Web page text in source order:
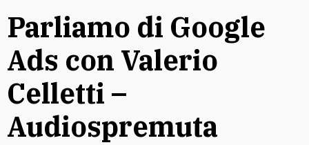
Parliamo di Google
Ads con Valerio
Celletti –
Audiospremuta